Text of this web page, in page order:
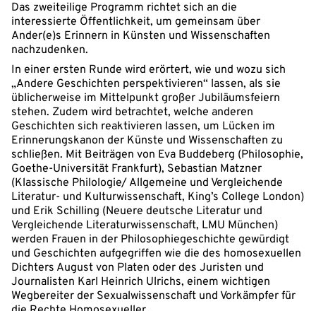
Das zweiteilige Programm richtet sich an die
interessierte Öffentlichkeit, um gemeinsam über
Ander(e)s Erinnern in Künsten und Wissenschaften
nachzudenken.
In einer ersten Runde wird erörtert, wie und wozu sich
„Andere Geschichten perspektivieren“ lassen, als sie
üblicherweise im Mittelpunkt großer Jubiläumsfeiern
stehen. Zudem wird betrachtet, welche anderen
Geschichten sich reaktivieren lassen, um Lücken im
Erinnerungskanon der Künste und Wissenschaften zu
schließen. Mit Beiträgen von Eva Buddeberg (Philosophie,
Goethe-Universität Frankfurt), Sebastian Matzner
(Klassische Philologie/ Allgemeine und Vergleichende
Literatur- und Kulturwissenschaft, King’s College London)
und Erik Schilling (Neuere deutsche Literatur und
Vergleichende Literaturwissenschaft, LMU München)
werden Frauen in der Philosophiegeschichte gewürdigt
und Geschichten aufgegriffen wie die des homosexuellen
Dichters August von Platen oder des Juristen und
Journalisten Karl Heinrich Ulrichs, einem wichtigen
Wegbereiter der Sexualwissenschaft und Vorkämpfer für